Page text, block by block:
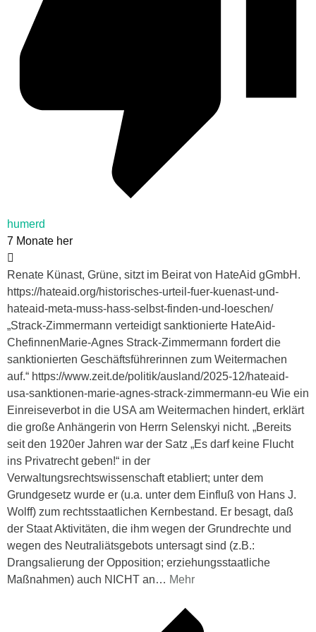
humerd
7 Monate her
Renate Künast, Grüne, sitzt im Beirat von HateAid gGmbH.
https://hateaid.org/historisches-urteil-fuer-kuenast-und-
hateaid-meta-muss-hass-selbst-finden-und-loeschen/
„Strack-Zimmermann verteidigt sanktionierte HateAid-
ChefinnenMarie-Agnes Strack-Zimmermann fordert die
sanktionierten Geschäftsführerinnen zum Weitermachen
auf.“ https://www.zeit.de/politik/ausland/2025-12/hateaid-
usa-sanktionen-marie-agnes-strack-zimmermann-eu Wie ein
Einreiseverbot in die USA am Weitermachen hindert, erklärt
die große Anhängerin von Herrn Selenskyi nicht. „Bereits
seit den 1920er Jahren war der Satz „Es darf keine Flucht
ins Privatrecht geben!“ in der
Verwaltungsrechtswissenschaft etabliert; unter dem
Grundgesetz wurde er (u.a. unter dem Einfluß von Hans J.
Wolff) zum rechtsstaatlichen Kernbestand. Er besagt, daß
der Staat Aktivitäten, die ihm wegen der Grundrechte und
wegen des Neutraliätsgebots untersagt sind (z.B.:
Drangsalierung der Opposition; erziehungsstaatliche
Maßnahmen) auch NICHT an… Mehr